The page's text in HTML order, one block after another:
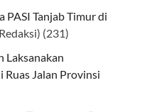
Tanjab Timur di
(231)
Laksanakan
Jalan Provinsi